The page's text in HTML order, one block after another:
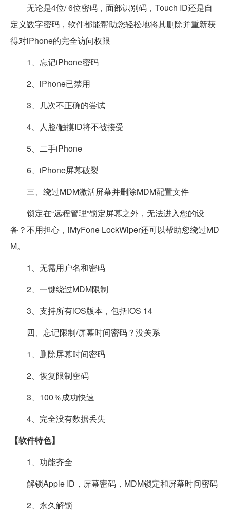
无论是4位/ 6位密码，面部识别码，Touch ID还是自
定义数字密码，软件都能帮助您轻松地将其删除并重新获
得对iPhone的完全访问权限
1、忘记iPhone密码
2、iPhone已禁用
3、几次不正确的尝试
4、人脸/触摸ID将不被接受
5、二手iPhone
6、iPhone屏幕破裂
三、绕过MDM激活屏幕并删除MDM配置文件
锁定在“远程管理”锁定屏幕之外，无法进入您的设
备？不用担心，iMyFone LockWiper还可以帮助您绕过MD
M。
1、无需用户名和密码
2、一键绕过MDM限制
3、支持所有iOS版本，包括iOS 14
四、忘记限制/屏幕时间密码？没关系
1、删除屏幕时间密码
2、恢复限制密码
3、100％成功快速
4、完全没有数据丢失
【软件特色】
1、功能齐全
解锁Apple ID，屏幕密码，MDM锁定和屏幕时间密码
2、永久解锁